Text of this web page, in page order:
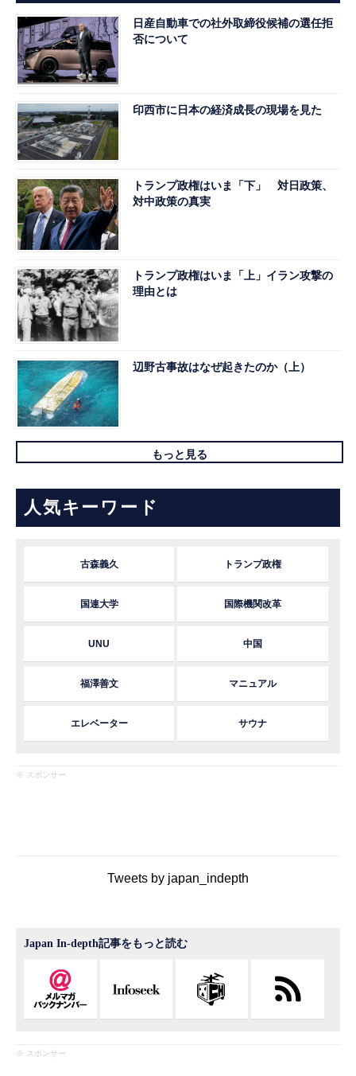
日産自動車での社外取締役候補の選任拒
否について
印西市に日本の経済成長の現場を見た
トランプ政権はいま「下」 対日政策、
対中政策の真実
トランプ政権はいま「上」イラン攻撃の
理由とは
辺野古事故はなぜ起きたのか（上）
もっと見る
人気キーワード
古森義久 トランプ政権
国連大学 国際機関改革
UNU 中国
福澤善文 マニュアル
エレベーター サウナ
※ スポンサー
Tweets by japan_indepth
Japan In-depth記事をもっと読む
※ スポンサー